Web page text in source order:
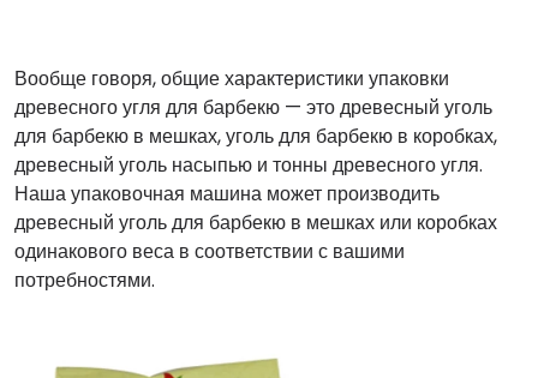
Вообще говоря, общие характеристики упаковки
древесного угля для барбекю — это древесный уголь
для барбекю в мешках, уголь для барбекю в коробках,
древесный уголь насыпью и тонны древесного угля.
Наша упаковочная машина может производить
древесный уголь для барбекю в мешках или коробках
одинакового веса в соответствии с вашими
потребностями.